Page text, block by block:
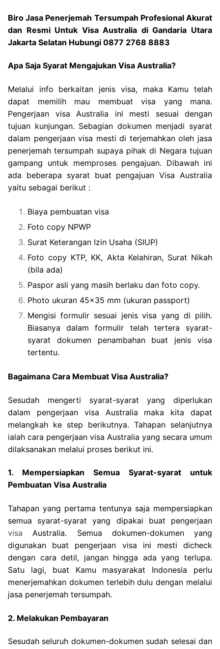
Biro Jasa Penerjemah Tersumpah Profesional Akurat
dan Resmi Untuk Visa Australia di Gandaria Utara
Jakarta Selatan Hubungi 0877 2768 8883
Apa Saja Syarat Mengajukan Visa Australia?
Melalui info berkaitan jenis visa, maka Kamu telah
dapat memilih mau membuat visa yang mana.
Pengerjaan visa Australia ini mesti sesuai dengan
tujuan kunjungan. Sebagian dokumen menjadi syarat
dalam pengerjaan visa mesti di terjemahkan oleh jasa
penerjemah tersumpah supaya pihak di Negara tujuan
gampang untuk memproses pengajuan. Dibawah ini
ada beberapa syarat buat pengajuan Visa Australia
yaitu sebagai berikut :
Biaya pembuatan visa
Foto copy NPWP
Surat Keterangan Izin Usaha (SIUP)
Foto copy KTP, KK, Akta Kelahiran, Surat Nikah
(bila ada)
Paspor asli yang masih berlaku dan foto copy.
Photo ukuran 45×35 mm (ukuran passport)
Mengisi formulir sesuai jenis visa yang di pilih.
Biasanya dalam formulir telah tertera syarat-
syarat dokumen penambahan buat jenis visa
tertentu.
Bagaimana Cara Membuat Visa Australia?
Sesudah mengerti syarat-syarat yang diperlukan
dalam pengerjaan visa Australia maka kita dapat
melangkah ke step berikutnya. Tahapan selanjutnya
ialah cara pengerjaan visa Australia yang secara umum
dilaksanakan melalui proses berikut ini.
1. Mempersiapkan Semua Syarat-syarat untuk
Pembuatan Visa Australia
Tahapan yang pertama tentunya saja mempersiapkan
semua syarat-syarat yang dipakai buat pengerjaan
visa Australia. Semua dokumen-dokumen yang
digunakan buat pengerjaan visa ini mesti dicheck
dengan cara detil, jangan hingga ada yang terlupa.
Satu lagi, buat Kamu masyarakat Indonesia perlu
menerjemahkan dokumen terlebih dulu dengan melalui
jasa penerjemah tersumpah.
2. Melakukan Pembayaran
Sesudah seluruh dokumen-dokumen sudah selesai dan